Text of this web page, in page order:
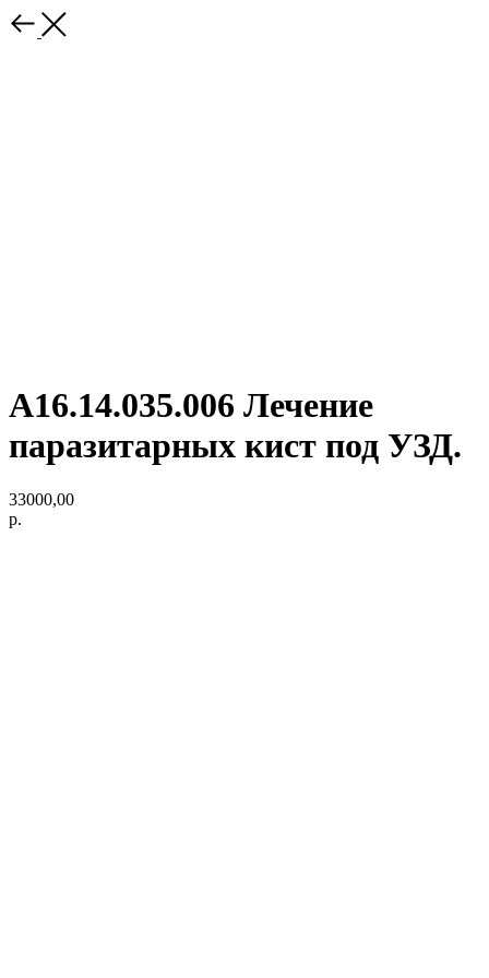
А16.14.035.006 Лечение
паразитарных кист под УЗД.
33000,00
р.